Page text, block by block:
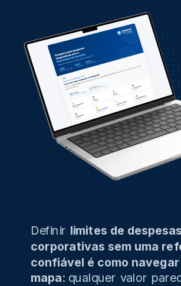
Definir limites de despesas
corporativas sem uma
confiável é como navegar
mapa: qualquer valor